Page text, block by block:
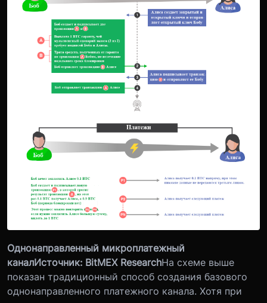
Однонаправленный микроплатежный
каналИсточник: BitMEX ResearchНа схеме выше
показан традиционный способ создания базового
однонаправленного платежного канала. Хотя при